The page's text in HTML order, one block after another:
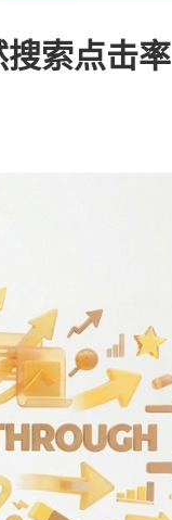
索点击率